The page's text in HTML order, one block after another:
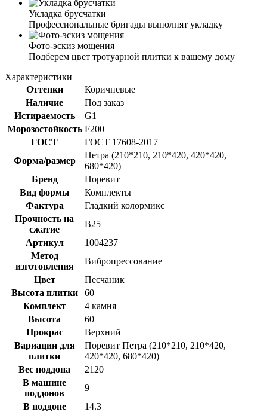
Укладка брусчатки
Профессиональные бригады выполнят укладку
Фото-эскиз мощения
Подберем цвет тротуарной плитки к вашему дому
Характеристики
Оттенки
Коричневые
Наличие
Под заказ
Истираемость
G1
Морозостойкость F200
ГОСТ
ГОСТ 17608-2017
Форма/размер
Петра (210*210, 210*420, 420*420,
680*420)
Бренд
Поревит
Вид формы
Комплекты
Фактура
Гладкий колормикс
Прочность на
сжатие
B25
Артикул
1004237
Метод
изготовления
Вибропрессование
Цвет
Песчаник
Высота плитки
60
Комплект
4 камня
Высота
60
Прокрас
Верхний
Вариации для
плитки
Поревит Петра (210*210, 210*420,
420*420, 680*420)
Вес поддона
2120
В машине
поддонов
9
В поддоне
14.3